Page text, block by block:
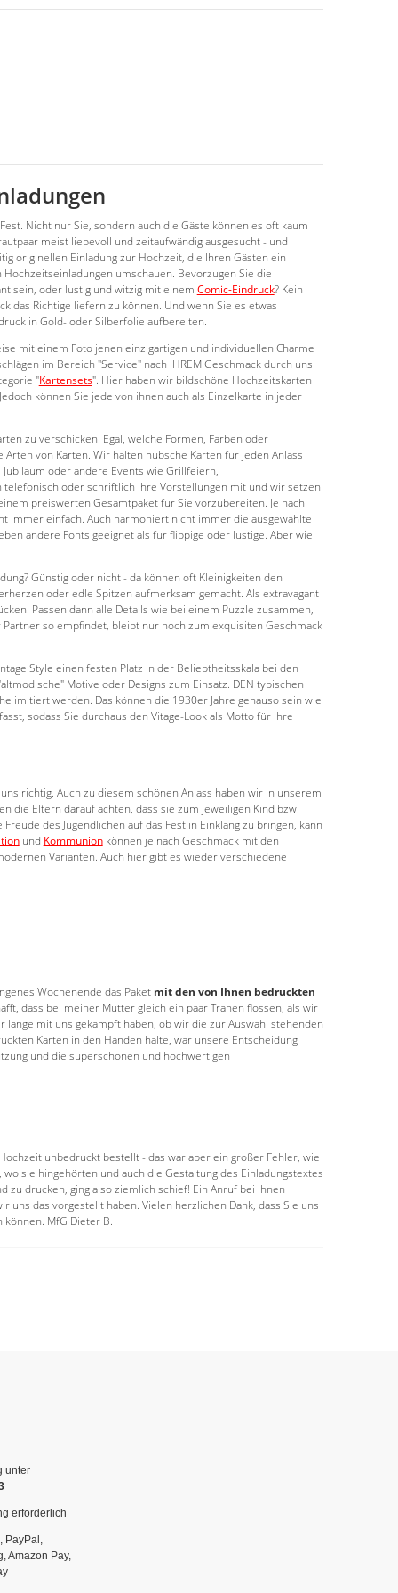
Nicht nur Sie, sondern auch die Gäste können es oft kaum
meist liebevoll und zeitaufwändig ausgesucht - und
originellen Einladung zur Hochzeit, die Ihren Gästen ein
umschauen. Bevorzugen Sie die
sein, oder lustig und witzig mit einem Comic-Eindruck? Kein
das Richtige liefern zu können. Und wenn Sie es etwas
in Gold- oder Silberfolie aufbereiten.
mit einem Foto jenen einzigartigen und individuellen Charme
im Bereich "Service" nach IHREM Geschmack durch uns
"Kartensets". Hier haben wir bildschöne Hochzeitskarten
können Sie jede von ihnen auch als Einzelkarte in jeder
zu verschicken. Egal, welche Formen, Farben oder
von Karten. Wir halten hübsche Karten für jeden Anlass
oder andere Events wie Grillfeiern,
telefonisch oder schriftlich ihre Vorstellungen mit und wir setzen
preiswerten Gesamtpaket für Sie vorzubereiten. Je nach
immer einfach. Auch harmoniert nicht immer die ausgewählte
andere Fonts geeignet als für flippige oder lustige. Aber wie
Günstig oder nicht - da können oft Kleinigkeiten den
oder edle Spitzen aufmerksam gemacht. Als extravagant
Passen dann alle Details wie bei einem Puzzle zusammen,
so empfindet, bleibt nur noch zum exquisiten Geschmack
Style einen festen Platz in der Beliebtheitsskala bei den
Motive oder Designs zum Einsatz. DEN typischen
imitiert werden. Das können die 1930er Jahre genauso sein wie
sodass Sie durchaus den Vitage-Look als Motto für Ihre
richtig. Auch zu diesem schönen Anlass haben wir in unserem
die Eltern darauf achten, dass sie zum jeweiligen Kind bzw.
des Jugendlichen auf das Fest in Einklang zu bringen, kann
und Kommunion können je nach Geschmack mit den
Varianten. Auch hier gibt es wieder verschiedene
Wochenende das Paket mit den von Ihnen bedruckten
dass bei meiner Mutter gleich ein paar Tränen flossen, als wir
mit uns gekämpft haben, ob wir die zur Auswahl stehenden
Karten in den Händen halte, war unsere Entscheidung
und die superschönen und hochwertigen
unbedruckt bestellt - das war aber ein großer Fehler, wie
sie hingehörten und auch die Gestaltung des Einladungstextes
zu drucken, ging also ziemlich schief! Ein Anruf bei Ihnen
uns das vorgestellt haben. Vielen herzlichen Dank, dass Sie uns
MfG Dieter B.
unter
erforderlich
PayPal,
Amazon Pay,